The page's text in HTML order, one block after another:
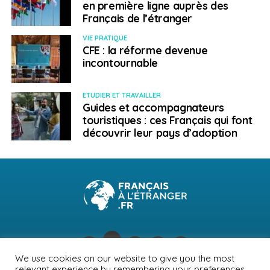
SUJETS ASSOCIÉS: BUSINESS FRANCE
FEATURED
PLAN DE RELANCE
A SUIVRE
FranceInfo, Français du Monde. “L’Espagne
rouvre ses portes aux touristes français“
NE RATEZ PAS
Mentorat et V.I.E : une ouverture vers plus
d’égalité des chances
en première ligne auprès des
Français de l’étranger
VIE PRATIQUE
CFE : la réforme devenue
incontournable
ETUDIER ET TRAVAILLER
Guides et accompagnateurs
touristiques : ces Français qui font
découvrir leur pays d’adoption
We use cookies on our website to give you the most